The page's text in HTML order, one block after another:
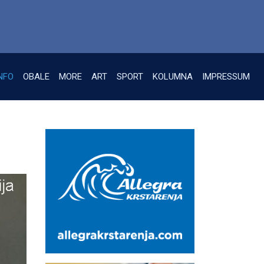
OBALE MORE ART SPORT KOLUMNA IMPRESSUM